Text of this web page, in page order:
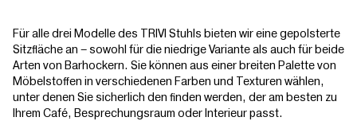
Für alle drei Modelle des TRIVI Stuhls bieten wir eine gepolsterte
Sitzfläche an – sowohl für die niedrige Variante als auch für beide
Arten von Barhockern. Sie können aus einer breiten Palette von
Möbelstoffen in verschiedenen Farben und Texturen wählen,
unter denen Sie sicherlich den finden werden, der am besten zu
Ihrem Café, Besprechungsraum oder Interieur passt.